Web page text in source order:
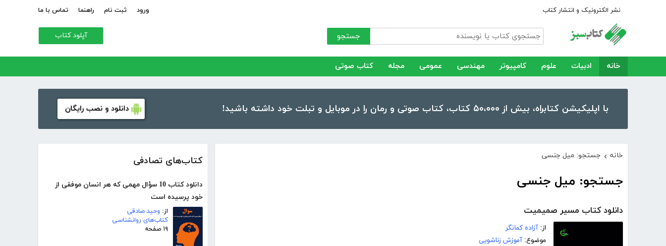
نشر الکترونیک و انتشار کتاب ورود ثبت نام راهنما تماس با ما
جستجو آپلود کتاب
خانه ادبیات علوم کامپیوتر مهندسی عمومی مجله کتاب صوتی
با اپلیکیشن کتابراه، بیش از ۵۰،۰۰۰ کتاب، کتاب صوتی و رمان را در موبایل و تبلت خود داشته باشید! دانلود و نصب رایگان
کتاب‌های تصادفی
دانلود کتاب 10 سؤال مهمی که هر انسان‌ موفقی از
خود پرسیده ‌است
از: وحید صادقی
کتاب‌های روانشناسی
۱۹ صفحه
خانه › جستجو: میل جنسی
جستجو: میل جنسی
دانلود کتاب مسیر صمیمیت
از: آزاده کمانگر
موضوع: آموزش زناشویی